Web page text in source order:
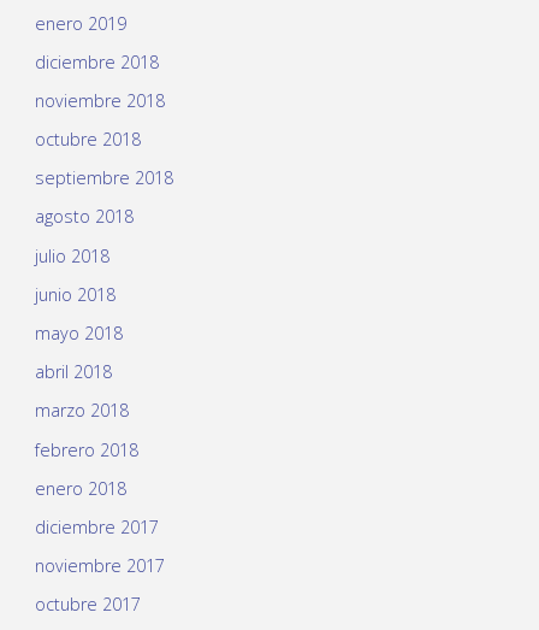
enero 2019
diciembre 2018
noviembre 2018
octubre 2018
septiembre 2018
agosto 2018
julio 2018
junio 2018
mayo 2018
abril 2018
marzo 2018
febrero 2018
enero 2018
diciembre 2017
noviembre 2017
octubre 2017